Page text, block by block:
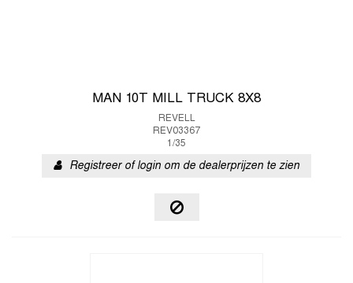
MAN 10T MILL TRUCK 8X8
REVELL
REV03367
1/35
Registreer of login om de dealerprijzen te zien